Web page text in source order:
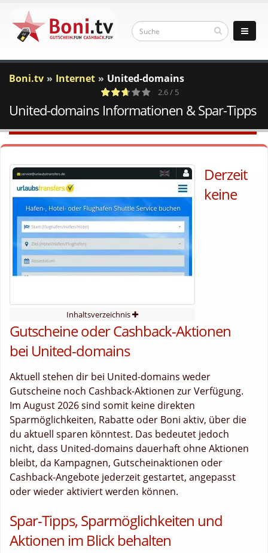
Boni.tv Internet United-domains
a
c
7
Votes
2.6 / 5
United-domains Informationen & Spar-Tipps
Inhaltsverzeichnis
Derzeit
keine
Gutscheine oder Cashback-Aktionen
bei United-domains
Aktuell stehen dir bei United-domains weder
Gutscheine noch Cashback-Aktionen zur Verfügung.
Im August 2026 sind somit keine direkten
Sparmöglichkeiten, Rabatte oder Boni aktiv, über die
du aktuell sparen könntest. Das bedeutet jedoch
nicht, dass United-domains dauerhaft ohne Aktionen
bleibt, da Kampagnen, Gutscheinaktionen oder
Cashback-Angebote jederzeit gestartet, angepasst
oder wieder aktiviert werden können.
Spar-Tipps, Sparmöglichkeiten und
Aktionen im Blick behalten